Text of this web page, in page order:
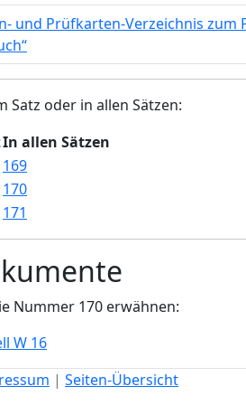
und Prüfkarten-Verzeichnis zum
Satz oder in allen Sätzen:
In allen Sätzen
169
170
171
Nummer 170 erwähnen:
W 16
| Seiten-Übersicht